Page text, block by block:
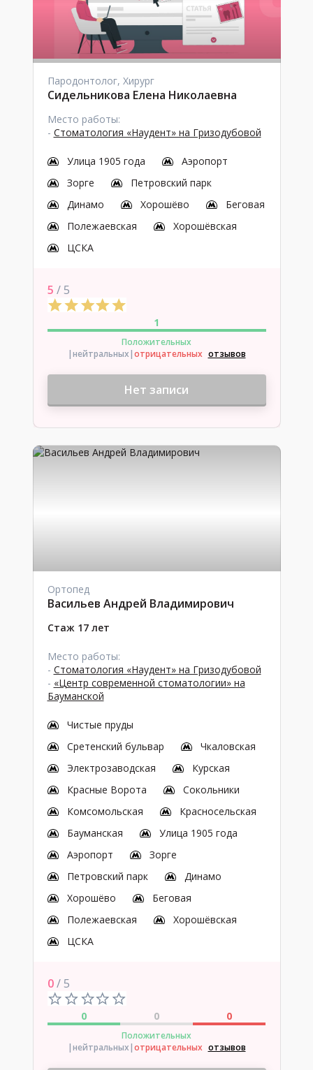
Пародонтолог, Хирург
Сидельникова Елена Николаевна
Место работы:
- Стоматология «Наудент» на Гризодубовой
Улица 1905 года
Аэропорт
Зорге
Петровский парк
Динамо
Хорошёво
Беговая
Полежаевская
Хорошёвская
ЦСКА
5 / 5
1
Положительных
|нейтральных|отрицательных отзывов
Нет записи
Ортопед
Васильев Андрей Владимирович
Стаж 17 лет
Место работы:
- Стоматология «Наудент» на Гризодубовой
- «Центр современной стоматологии» на
Бауманской
Чистые пруды
Сретенский бульвар
Чкаловская
Электрозаводская
Курская
Красные Ворота
Сокольники
Комсомольская
Красносельская
Бауманская
Улица 1905 года
Аэропорт
Зорге
Петровский парк
Динамо
Хорошёво
Беговая
Полежаевская
Хорошёвская
ЦСКА
0/ 5
0 0 0
Положительных
|нейтральных|отрицательных отзывов